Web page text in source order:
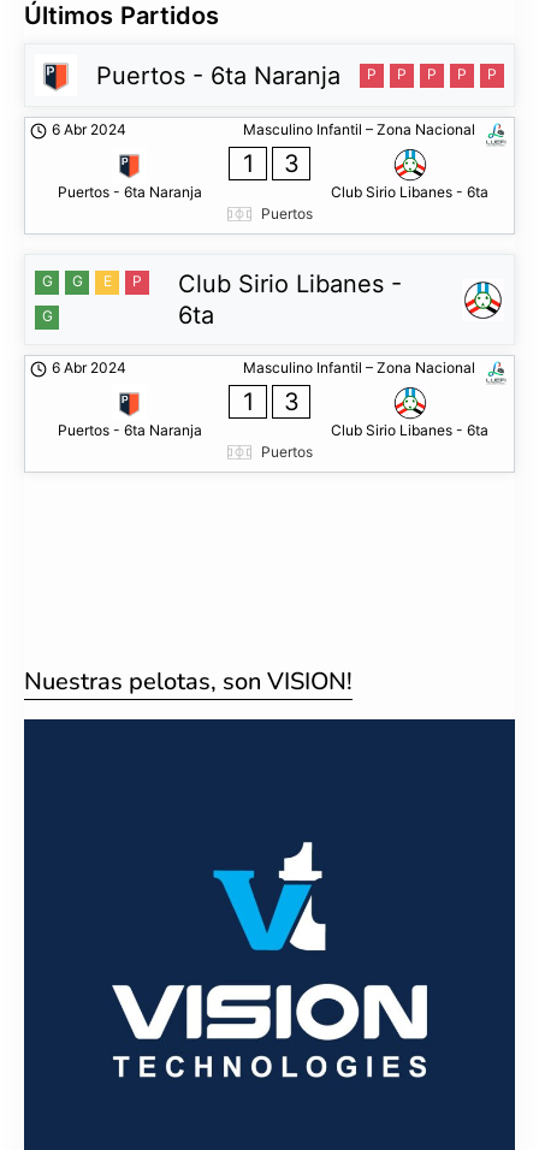
Últimos Partidos
Puertos - 6ta Naranja P P P P P
Masculino Infantil – Zona Nacional
6 Abr 2024
Puertos - 6ta Naranja
1 3
Club Sirio Libanes - 6ta
Puertos
Club Sirio Libanes -
6ta
G G E
P
G
Masculino Infantil – Zona Nacional
6 Abr 2024
Puertos - 6ta Naranja
1 3
Club Sirio Libanes - 6ta
Puertos
Nuestras pelotas, son VISION!